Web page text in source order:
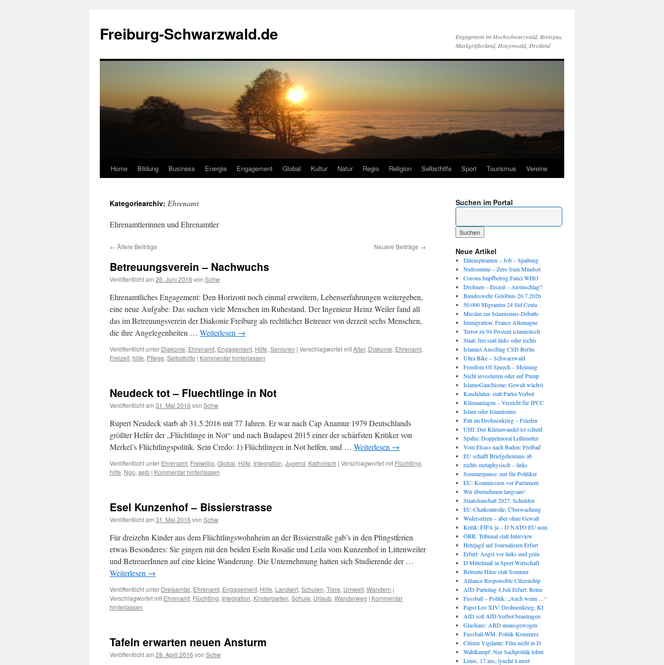
springen
Freiburg-Schwarzwald.de
Engagement im Hochschwarzwald, Breisgau,
Markgräflerland, Hotzenwald, Dreiland
Home Bildung Business Energie Engagement Global Kultur Natur Regio Religion Selbsthilfe Sport Tourismus Vereine
Kategoriearchiv: Ehrenamt
Ehrenamtlerinnen und Ehrenamtler
← Ältere Beiträge Neuere Beiträge →
Betreuungsverein – Nachwuchs
Veröffentlicht am 26. Juni 2016 von Schw
Ehrenamtliches Engagement: Den Horizont noch einmal erweitern, Lebenserfahrungen weitergeben,
eine neue Aufgabe: Das suchen viele Menschen im Ruhestand. Der Ingenieur Heinz Weiler fand all
das im Betreuungsverein der Diakonie Freiburg als rechtlicher Betreuer von derzeit sechs Menschen,
die ihre Angelegenheiten … Weiterlesen →
Veröffentlicht unter Diakonie, Ehrenamt, Engagement, Hilfe, Senioren | Verschlagwortet mitAlter, Diakonie, Ehrenamt,
Freizeit, hilfe, Pflege, Selbsthilfe | Kommentar hinterlassen
Neudeck tot – Fluechtlinge in Not
Veröffentlicht am 31. Mai 2016 von Schw
Rupert Neudeck starb ab 31.5.2016 mit 77 Jahren. Er war nach Cap Anamur 1979 Deutschlands
größter Helfer der „Flüchtlinge in Not“ und nach Budapest 2015 einer der schärfsten Kritiker von
Merkel’s Flüchtlingspolitik. Sein Credo: 1) Flüchtlingen in Not helfen, und … Weiterlesen →
Veröffentlicht unter Ehrenamt, Freiwillig, Global, Hilfe, Integration, Jugend, Katholisch | Verschlagwortet mit Flüchtling,
hilfe, Ngo, selb | Kommentar hinterlassen
Esel Kunzenhof – Bissierstrasse
Veröffentlicht am 31. Mai 2016 von Schw
Für dreizehn Kinder aus dem Flüchtlingswohnheim an der Bissierstraße gab’s in den Pfingstferien
etwas Besonderes: Sie gingen mit den beiden Eseln Rosalie und Leila vom Kunzenhof in Littenweiler
und BetreuerInnen auf eine kleine Wanderung. Die Unternehmung hatten sich Studierende der …
Weiterlesen →
Veröffentlicht unter Dreisamtal, Ehrenamt, Engagement, Hilfe, Landwirt, Schulen, Tiere, Umwelt, Wandern |
Verschlagwortet mit Ehrenamt, Flüchtling, Integration, Kindergarten, Schule, Urlaub, Wanderweg | Kommentar
hinterlassen
Tafeln erwarten neuen Ansturm
Veröffentlicht am 28. April 2016 von Schw
Suchen im Portal
Neue Artikel
Eliteaspiranten – Job – Spaltung
Nullsumme – Zero Sum Mindset
Corona Impfbetrug Fauci WHO
Drohnen – Eiszeit – Atomschlag?
Bundeswehr Gelöbnis 20.7.2026
50.000 Migranten 24 Std Ceuta
Muslim zur Islamismus-Debatte
Immigration: France Allemagne
Terror zu 94 Prozent islamistisch
Staat: frei statt links oder rechts
Islamist Anschlag CSD Berlin
Ultra Bike – Schwarzwald
Freedom Of Speech – Meinung
Nicht investieren oder auf Pump
IslamoGauchisme: Gewalt wächst
Kandidatur- statt Partei-Verbot
Klimaanlagen – Verzicht für IPCC
Islam oder Islamismus
Patt im Drohnenkrieg – Frieden
UHI: Der Klimawandel ist schuld
Spahn: Doppelmoral Leihmutter
Vom Elsass nach Baden: Freibad
EU schafft Briefgeheimnis ab
rechts metaphysisch – links
Sommerpause: nur für Politiker
EU: Kommission vor Parlament
Wir übernehmen langsam!
Staatshaushalt 2027: Schulden
EU-Chatkontrolle: Überwachung
Widersetzen – aber ohne Gewalt
Kritik: FIFA ja – D NATO EU nein
ÖRR: Tribunal statt Interview
Hetzjagd auf Journalisten Erfurt
Erfurt: Angst vor links und grün
D Mittelmaß in Sport Wirtschaft
Betreute Hitze statt Sommer
Alliance Responsible Citizenship
AfD-Parteitag 4.Juli Erfurt: Beten
Fussball – Politik: „Auch wenn …“
Papst Leo XIV: Drohnenkrieg, KI
AfD soll AfD-Verbot beantragen
Glashaus: ARD unausgewogen
Fussball-WM: Politik Kommerz
Citizen Vigilante: Film nicht in D
Wahlkampf: Nur Sachpolitik lohnt
Louis, 17 ans, lynché à mort